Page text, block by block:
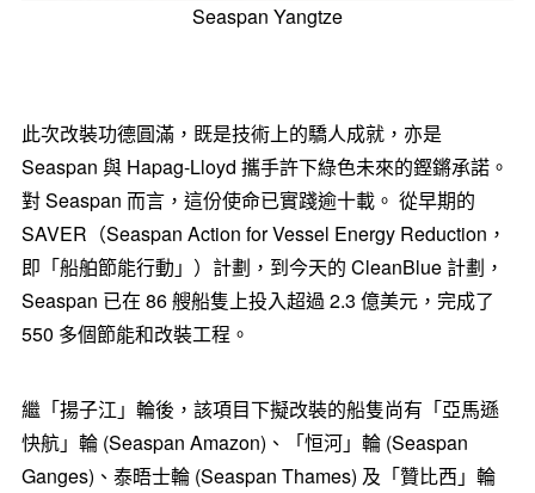
Seaspan Yangtze
此次改裝功德圓滿，既是技術上的驕人成就，亦是
Seaspan 與 Hapag-Lloyd 攜手許下綠色未來的鏗鏘承諾。
對 Seaspan 而言，這份使命已實踐逾十載。 從早期的
SAVER（Seaspan Action for Vessel Energy Reduction，
即「船舶節能行動」）計劃，到今天的 CleanBlue 計劃，
Seaspan 已在 86 艘船隻上投入超過 2.3 億美元，完成了
550 多個節能和改裝工程。
繼「揚子江」輪後，該項目下擬改裝的船隻尚有「亞馬遜
快航」輪 (Seaspan Amazon)、「恒河」輪 (Seaspan
Ganges)、泰晤士輪 (Seaspan Thames) 及「贊比西」輪